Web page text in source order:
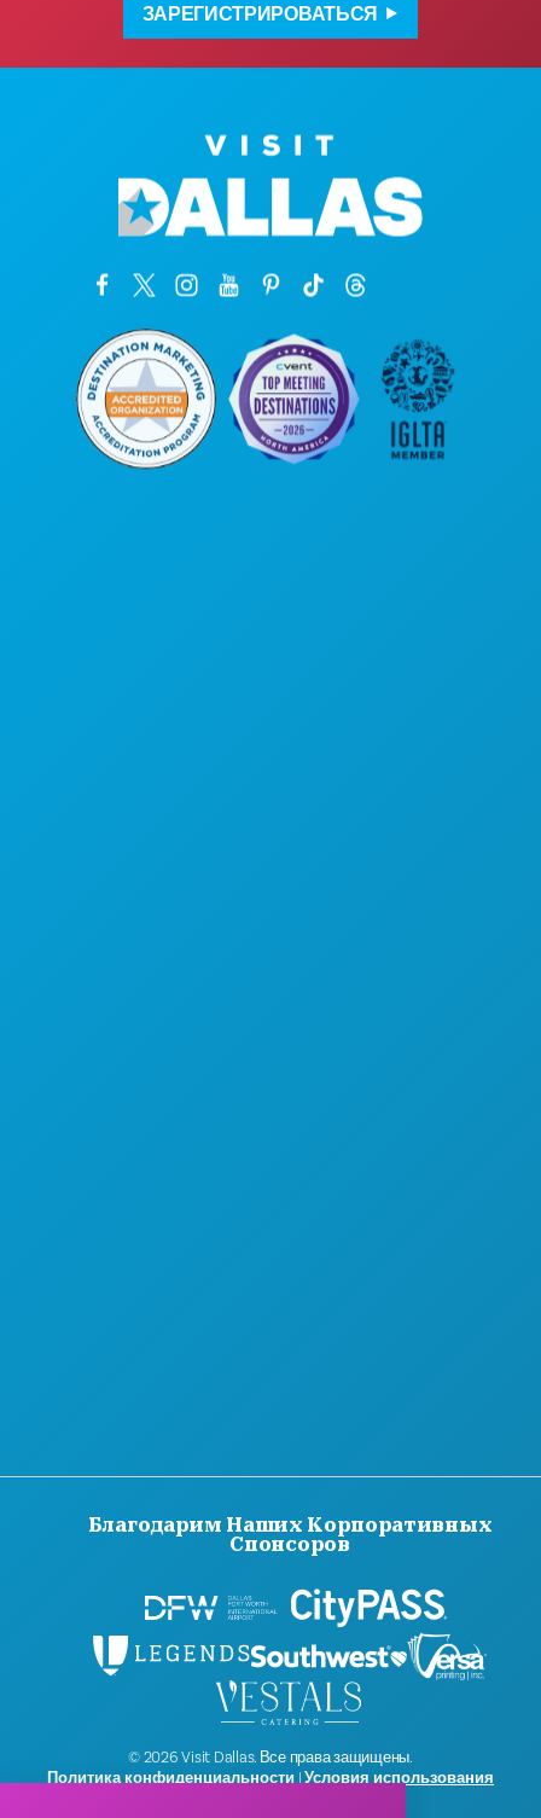
ЗАРЕГИСТРИРОВАТЬСЯ
Благодарим Наших Корпоративных
Спонсоров
© 2026 Visit Dallas. Все права защищены.
Политика конфиденциальности |Условия использования